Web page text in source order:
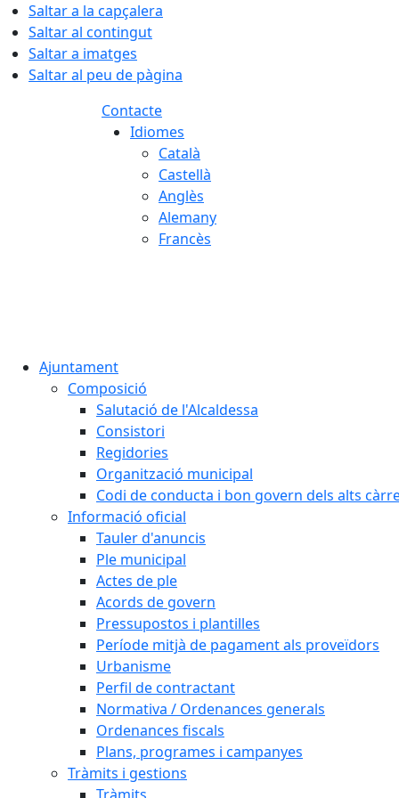
Saltar a la capçalera
Saltar al contingut
Saltar a imatges
Saltar al peu de pàgina
Contacte
Idiomes
Català
Castellà
Anglès
Alemany
Francès
Ajuntament
Composició
Salutació de l'Alcaldessa
Consistori
Regidories
Organització municipal
Codi de conducta i bon govern dels alts
Informació oficial
Tauler d'anuncis
Ple municipal
Actes de ple
Acords de govern
Pressupostos i plantilles
Període mitjà de pagament als proveïdors
Urbanisme
Perfil de contractant
Normativa / Ordenances generals
Ordenances fiscals
Plans, programes i campanyes
Tràmits i gestions